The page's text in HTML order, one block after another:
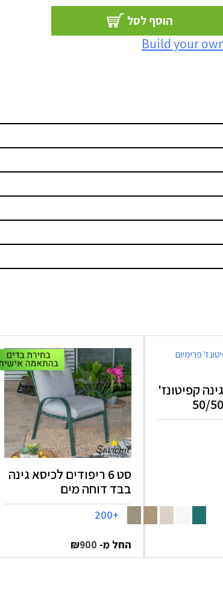
הוסף לסל
Build your
קפיטונז'
סט 6 ריפודים לכיסא גינה
בבד דוחה מים
+200
החל מ- ₪900